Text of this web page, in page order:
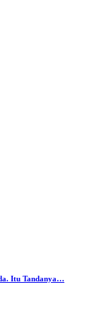
Itu Tandanya…